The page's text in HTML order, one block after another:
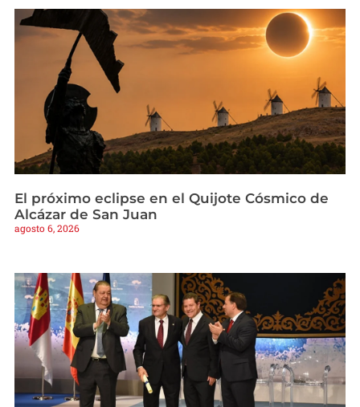
El próximo eclipse en el Quijote Cósmico de
Alcázar de San Juan
agosto 6, 2026